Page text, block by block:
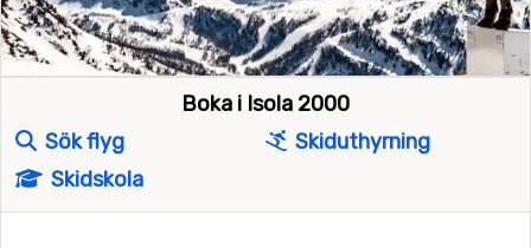
Boka i Isola 2000
Sök flyg
Skiduthyrning
Skidskola